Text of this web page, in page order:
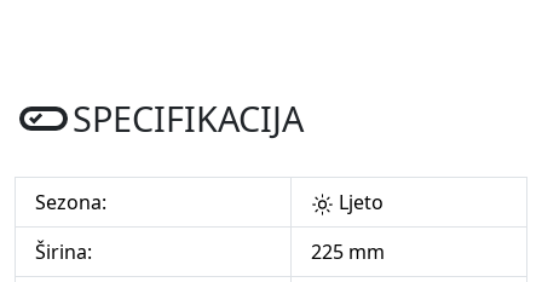
SPECIFIKACIJA
Sezona:
Ljeto
Širina:
225 mm